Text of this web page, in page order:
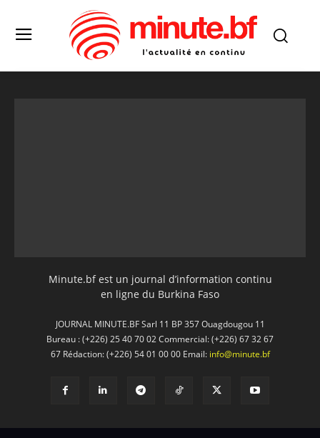
Minute.bf est un journal d’information continu
en ligne du Burkina Faso
JOURNAL MINUTE.BF Sarl 11 BP 357 Ouagdougou 11
Bureau : (+226) 25 40 70 02 Commercial: (+226) 67 32 67
67 Rédaction: (+226) 54 01 00 00 Email: info@minute.bf